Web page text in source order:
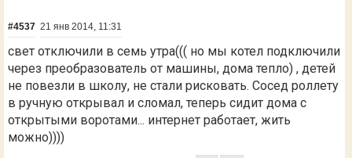
#4537 21 янв 2014, 11:31
свет отключили в семь утра((( но мы котел подключили
через преобразователь от машины, дома тепло) , детей
не повезли в школу, не стали рисковать. Сосед роллету
в ручную открывал и сломал, теперь сидит дома с
открытыми воротами... интернет работает, жить
можно))))